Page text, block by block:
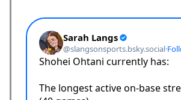
▶
海外「この日本アニメはマジでぶっ
人が予測不可能でぶっ飛んでると評価
は・・・？ 海外の反応
ブ振り回し暴れた理由」